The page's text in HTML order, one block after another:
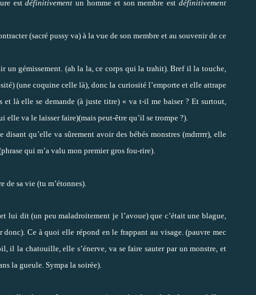
estdéfinitivement un homme et son membre estdéfinitivement
(sacré pussy va) à la vue de son membre et au souvenir de ce
un gémissement. (ah la la, ce corps qui la trahit). Bref il la touche,
(une coquine celle là), donc la curiosité l’emporte et elle attrape
là elle se demande (à juste titre) « va t-il me baiser ? Et surtout,
va le laisser faire)(mais peut-être qu’il se trompe ?).
qu’elle va sûrement avoir des bébés monstres (mdrrrrr), elle
qui m’a valu mon premier gros fou-rire).
de sa vie (tu m’étonnes).
lui dit (un peu maladroitement je l’avoue) que c’était une blague,
Ce à quoi elle répond en le frappant au visage. (pauvre mec
il la chatouille, elle s’énerve, va se faire sauter par un monstre, et
la gueule. Sympa la soirée).